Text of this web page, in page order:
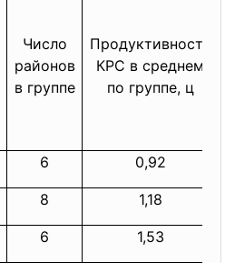
Число
районов
в группе
Продуктивность
КРС в среднем
по группе, ц
6 0,92
8 1,18
6 1,53